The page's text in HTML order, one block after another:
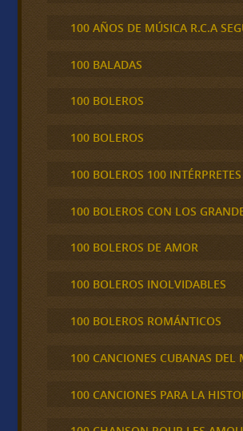
100 AÑOS DE MÚSICA R.C.A
100 BALADAS
100 BOLEROS
100 BOLEROS
100 BOLEROS 100 INTÉRPRETES
100 BOLEROS CON LOS
100 BOLEROS DE AMOR
100 BOLEROS INOLVIDABLES
100 BOLEROS ROMÁNTICOS
100 CANCIONES CUBANAS DEL
100 CANCIONES PARA LA